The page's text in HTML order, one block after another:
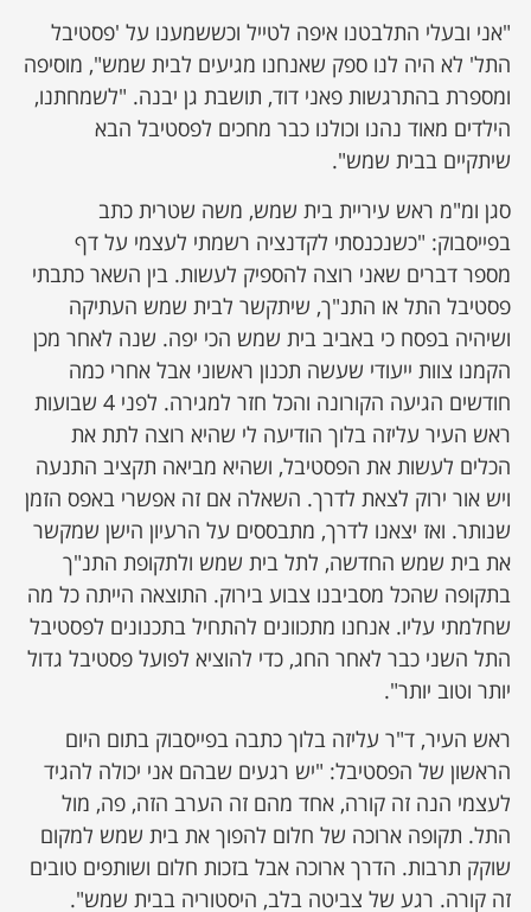
"אני ובעלי התלבטנו איפה לטייל וכששמענו על 'פסטיבל
התל' לא היה לנו ספק שאנחנו מגיעים לבית שמש", מוסיפה
ומספרת בהתרגשות פאני דוד, תושבת גן יבנה. "לשמחתנו,
הילדים מאוד נהנו וכולנו כבר מחכים לפסטיבל הבא
שיתקיים בבית שמש".
סגן ומ"מ ראש עיריית בית שמש, משה שטרית כתב
בפייסבוק: "כשנכנסתי לקדנציה רשמתי לעצמי על דף
מספר דברים שאני רוצה להספיק לעשות. בין השאר כתבתי
פסטיבל התל או התנ"ך, שיתקשר לבית שמש העתיקה
ושיהיה בפסח כי באביב בית שמש הכי יפה. שנה לאחר מכן
הקמנו צוות ייעודי שעשה תכנון ראשוני אבל אחרי כמה
חודשים הגיעה הקורונה והכל חזר למגירה. לפני 4 שבועות
ראש העיר עליזה בלוך הודיעה לי שהיא רוצה לתת את
הכלים לעשות את הפסטיבל, ושהיא מביאה תקציב התנעה
ויש אור ירוק לצאת לדרך. השאלה אם זה אפשרי באפס הזמן
שנותר. ואז יצאנו לדרך, מתבססים על הרעיון הישן שמקשר
את בית שמש החדשה, לתל בית שמש ולתקופת התנ"ך
בתקופה שהכל מסביבנו צבוע בירוק. התוצאה הייתה כל מה
שחלמתי עליו. אנחנו מתכוונים להתחיל בתכנונים לפסטיבל
התל השני כבר לאחר החג, כדי להוציא לפועל פסטיבל גדול
יותר וטוב יותר".
ראש העיר, ד"ר עליזה בלוך כתבה בפייסבוק בתום היום
הראשון של הפסטיבל: "יש רגעים שבהם אני יכולה להגיד
לעצמי הנה זה קורה, אחד מהם זה הערב הזה, פה, מול
התל. תקופה ארוכה של חלום להפוך את בית שמש למקום
שוקק תרבות. הדרך ארוכה אבל בזכות חלום ושותפים טובים
זה קורה. רגע של צביטה בלב, היסטוריה בבית שמש".